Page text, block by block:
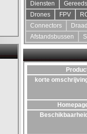
Diensten
Drones
FPV
Connectors
Draad
Afstandsbussen
korte
Beschikbaarheid